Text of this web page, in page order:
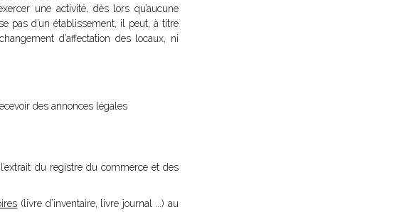
une activité, dès lors qu’aucune
pas d’un établissement, il peut, à titre
d’affectation des locaux, ni
des annonces légales
du registre du commerce et des
(livre d’inventaire, livre journal ...) au